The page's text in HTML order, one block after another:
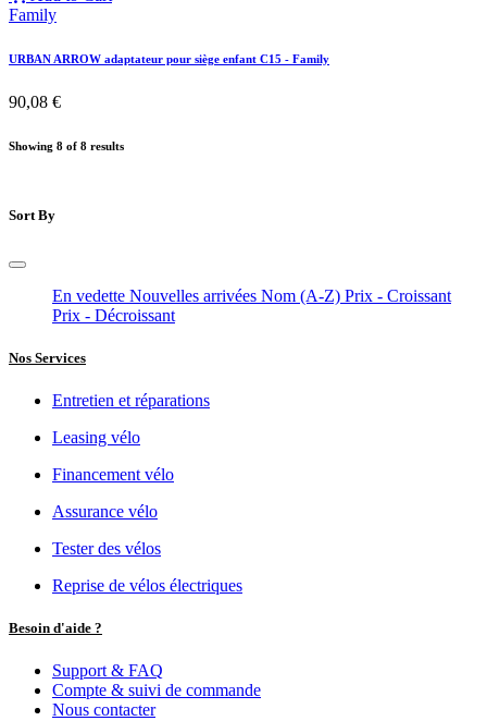
Family
URBAN ARROW adaptateur pour siège enfant C15 - Family
90,08 €
Showing 8 of 8 results
Sort By
En vedette Nouvelles arrivées Nom (A-Z) Prix - Croissant
Prix - Décroissant
Nos Services
Entretien et réparations
Leasing vélo
Financement vélo
Assurance vélo
Tester des vélos
Reprise de vélos électriques
Besoin d'aide ?
Support & FAQ
Compte & suivi de commande
Nous contacter